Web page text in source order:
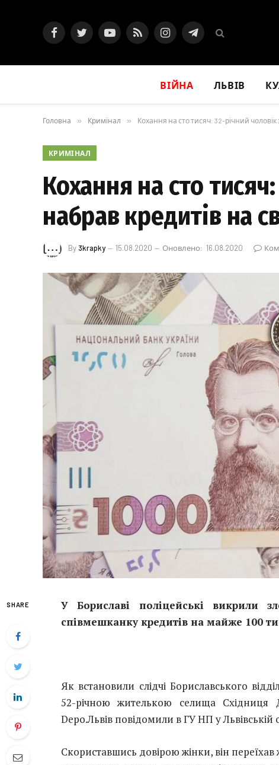
FacebookTwitterYouTubeRSS InstagramTelegram
ВІЙНА ЛЬВІВ
Головна » Кримінал » Кохання на сто тисяч: 32-річний
КРИМІНАЛ
Кохання на сто
набрав кредитів на
By 3krapky 15.08.2020 Оновлено: 16.08.2020
SHARE
У Бориславі поліцейські викрили
співмешканку кредитів на майже 100
Як встановили слідчі Бориславського
52-річною жителькою селища
Depo.Львів повідомили в ГУ НП у Львівській
Скориставшись довірою жінки, він